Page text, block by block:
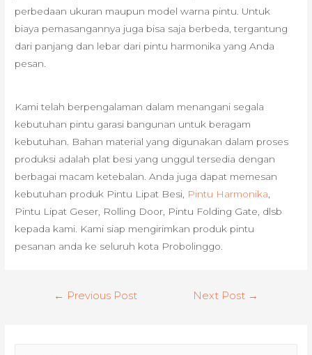
perbedaan ukuran maupun model warna pintu. Untuk
biaya pemasangannya juga bisa saja berbeda, tergantung
dari panjang dan lebar dari pintu harmonika yang Anda
pesan.
Kami telah berpengalaman dalam menangani segala
kebutuhan pintu garasi bangunan untuk beragam
kebutuhan. Bahan material yang digunakan dalam proses
produksi adalah plat besi yang unggul tersedia dengan
berbagai macam ketebalan. Anda juga dapat memesan
kebutuhan produk Pintu Lipat Besi, Pintu Harmonika,
Pintu Lipat Geser, Rolling Door, Pintu Folding Gate, dlsb
kepada kami. Kami siap mengirimkan produk pintu
pesanan anda ke seluruh kota Probolinggo.
← Previous Post Next Post →